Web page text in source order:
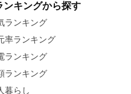
ンキングから探す
ランキング
率ランキング
ランキング
ランキング
暮らし